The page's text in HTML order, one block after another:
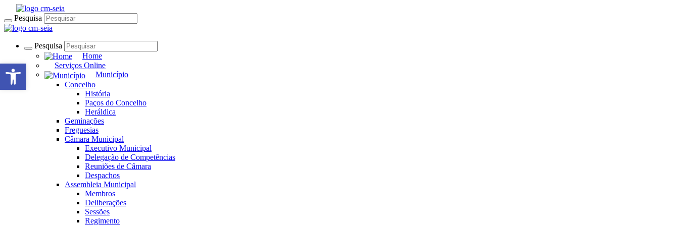
Pesquisa
Pesquisa
Home
Serviços Online
Município
Concelho
História
Paços do Concelho
Heráldica
Geminações
Freguesias
Câmara Municipal
Executivo Municipal
Delegação de Competências
Reuniões de Câmara
Despachos
Assembleia Municipal
Membros
Deliberações
Sessões
Regimento
Open toolbar